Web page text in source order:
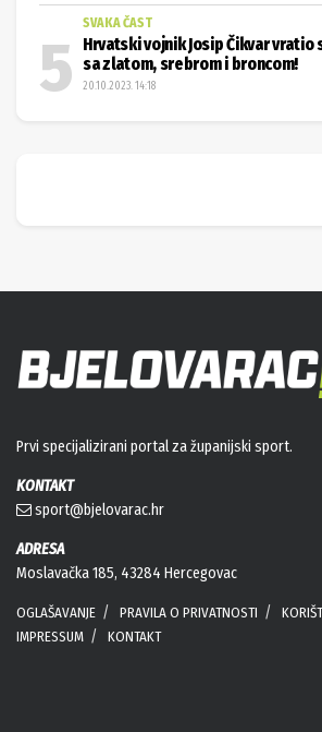
SVAKA ČAST
Hrvatski vojnik Josip Čikvar vratio
sa zlatom, srebrom i broncom!
20.10.2023. 14:18
Prvi specijalizirani portal za županijski sport.
KONTAKT
sport@bjelovarac.hr
ADRESA
Moslavačka 185, 43284 Hercegovac
OGLAŠAVANJE PRAVILA O PRIVATNOSTI
IMPRESSUM
KONTAKT